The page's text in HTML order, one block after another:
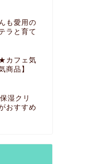
も愛用の
ラと育て
カフェ気
商品】
湿クリ
おすすめ